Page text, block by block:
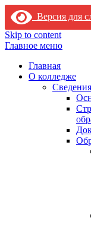
Версия для
Skip to content
Главное меню
Главная
О колледже